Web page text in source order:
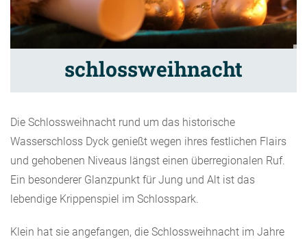
schlossweihnacht
Die Schlossweihnacht rund um das historische
Wasserschloss Dyck genießt wegen ihres festlichen Flairs
und gehobenen Niveaus längst einen überregionalen Ruf.
Ein besonderer Glanzpunkt für Jung und Alt ist das
lebendige Krippenspiel im Schlosspark.
Klein hat sie angefangen, die Schlossweihnacht im Jahre